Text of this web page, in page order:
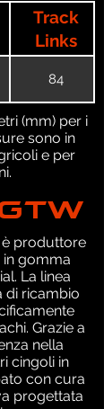
Track
Links
84
(mm) per i
sono in
e per
è produttore
gomma
La linea
di ricambio
Grazie a
nella
cingoli in
con cura
progettata